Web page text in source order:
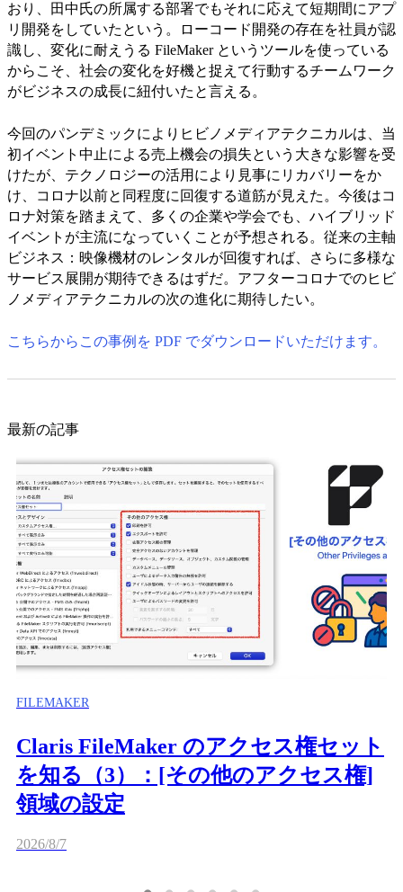
おり、田中氏の所属する部署でもそれに応えて短期間にアプ
リ開発をしていたという。ローコード開発の存在を社員が認
識し、変化に耐えうる FileMaker というツールを使っている
からこそ、社会の変化を好機と捉えて行動するチームワーク
がビジネスの成長に紐付いたと言える。
今回のパンデミックによりヒビノメディアテクニカルは、当
初イベント中止による売上機会の損失という大きな影響を受
けたが、テクノロジーの活用により見事にリカバリーをか
け、コロナ以前と同程度に回復する道筋が見えた。今後はコ
ロナ対策を踏まえて、多くの企業や学会でも、ハイブリッド
イベントが主流になっていくことが予想される。従来の主軸
ビジネス：映像機材のレンタルが回復すれば、さらに多様な
サービス展開が期待できるはずだ。アフターコロナでのヒビ
ノメディアテクニカルの次の進化に期待したい。
こちらからこの事例を PDF でダウンロードいただけます。
最新の記事
FILEMAKER
Claris FileMaker のアクセス権セット
を知る（3）：[その他のアクセス権]
領域の設定
2026/8/7